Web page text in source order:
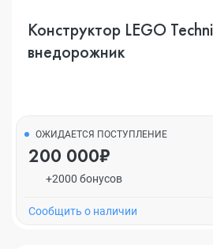
Конструктор LEGO
внедорожник
ОЖИДАЕТСЯ ПОСТУПЛЕНИЕ
200 000₽
+2000 бонусов
Cообщить о наличии